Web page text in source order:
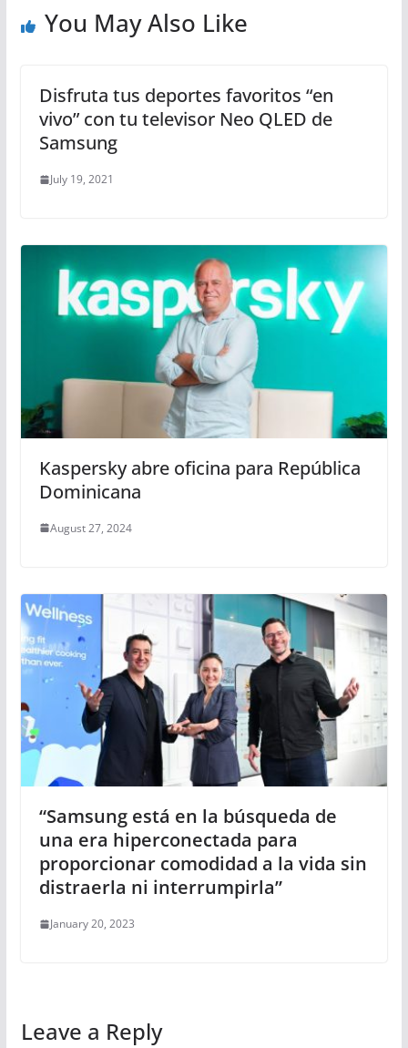
You May Also Like
Disfruta tus deportes favoritos “en
vivo” con tu televisor Neo QLED de
Samsung
July 19, 2021
Kaspersky abre oficina para República
Dominicana
August 27, 2024
“Samsung está en la búsqueda de
una era hiperconectada para
proporcionar comodidad a la vida sin
distraerla ni interrumpirla”
January 20, 2023
Leave a Reply